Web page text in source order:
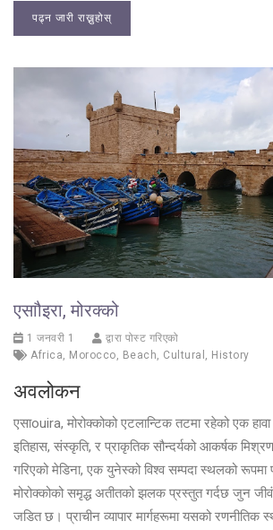
पढ्न जारी राख्नुहोस्
एसाौइरा, मोरक्को
1 जनवरी 1
द्वारा पोस्ट गरिएको
Africa, Morocco, Beach, Cultural , History
अवलोकन
एसाouira, मोरोक्कोको एटलान्टिक तटमा रहेको एक
इतिहास, संस्कृति, र प्राकृतिक सौन्दर्यको आकर्षक
गरिएको मेडिना, एक युनेस्को विश्व सम्पदा स्थलको रूपमा
मोरोक्कोको समृद्ध अतीतको झलक प्रस्तुत गर्दछ जुन
जडित छ। प्राचीन व्यापार मार्गहरूमा यसको रणनीतिक